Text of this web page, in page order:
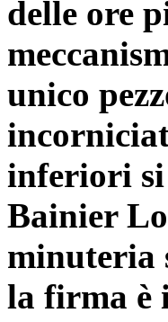
delle ore
unico
inferiori
Bainier
minuteria
la firma è